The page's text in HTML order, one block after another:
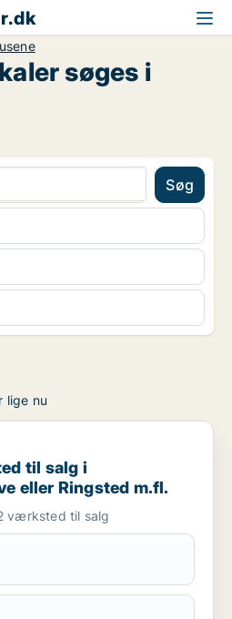
søges i
Søg
lige nu
i Hedehusene, Greve eller
til salg i
eller Ringsted m.fl.
værksted til salg